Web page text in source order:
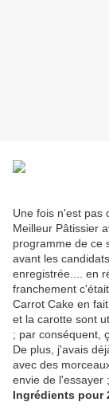
Une fois n'est pas
Meilleur Pâtissier
programme de ce
avant les
enregistrée.... en
franchement
Carrot Cake en
et la carotte sont
; par conséquent,
De plus, j'avais
avec des
envie de l'essayer
Ingrédients pour